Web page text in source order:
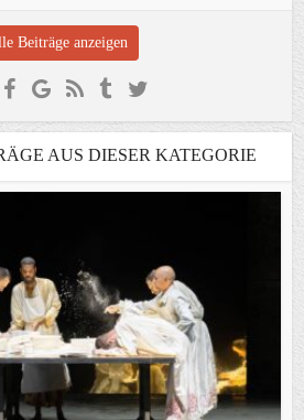
Beiträge anzeigen
AUS DIESER KATEGORIE